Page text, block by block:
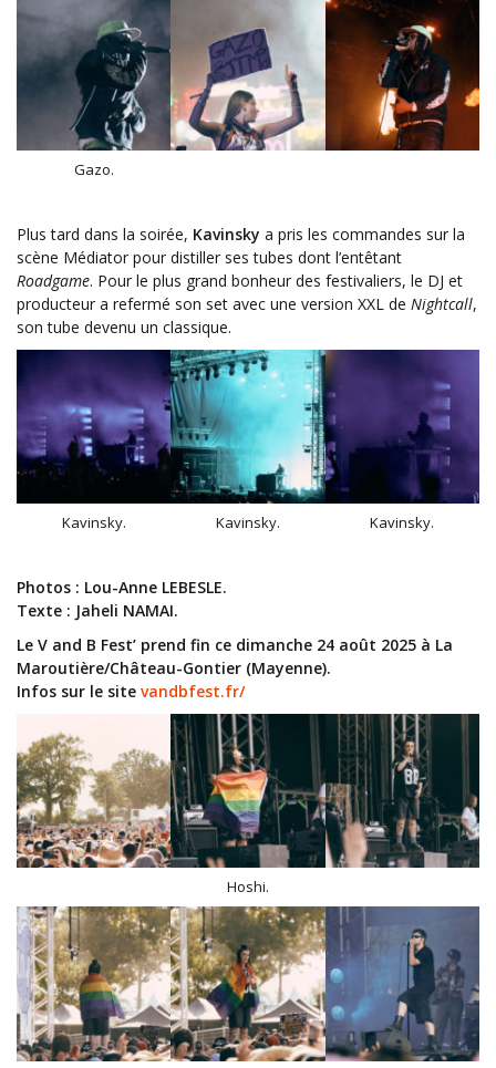
Gazo.
Plus tard dans la soirée, Kavinsky a pris les commandes sur la
scène Médiator pour distiller ses tubes dont l’entêtant
Roadgame. Pour le plus grand bonheur des festivaliers, le DJ et
producteur a refermé son set avec une version XXL de Nightcall,
son tube devenu un classique.
Kavinsky. Kavinsky. Kavinsky.
Photos : Lou-Anne LEBESLE.
Texte : Jaheli NAMAI.
Le V and B Fest’ prend fin ce dimanche 24 août 2025 à La
Maroutière/Château-Gontier (Mayenne).
Infos sur le site vandbfest.fr/
Hoshi.